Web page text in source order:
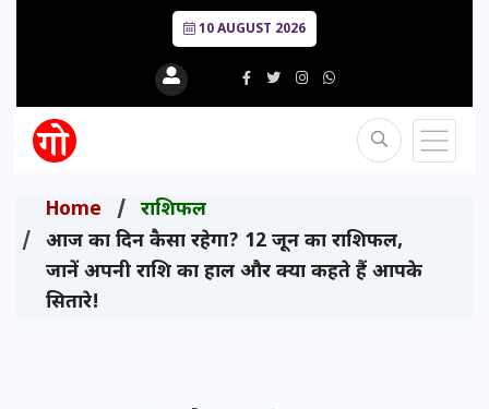
10 AUGUST 2026
Home
राशिफल
आज का दिन कैसा रहेगा? 12 जून का राशिफल,
जानें अपनी राशि का हाल और क्या कहते हैं आपके
सितारे!